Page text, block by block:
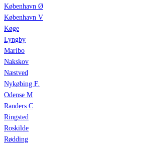
København Ø
København V
Køge
Lyngby
Maribo
Nakskov
Næstved
Nykøbing F.
Odense M
Randers C
Ringsted
Roskilde
Rødding